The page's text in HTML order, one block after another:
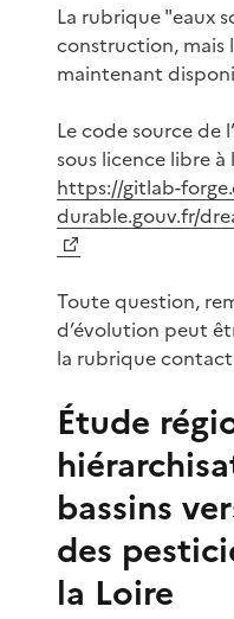
La rubrique "eaux
construction, mais
maintenant
Le code source de
sous licence libre à
https://gitlab-
durable.gouv.fr/
Toute question,
d’évolution peut
la rubrique
Étude
bassins
des
la Loire